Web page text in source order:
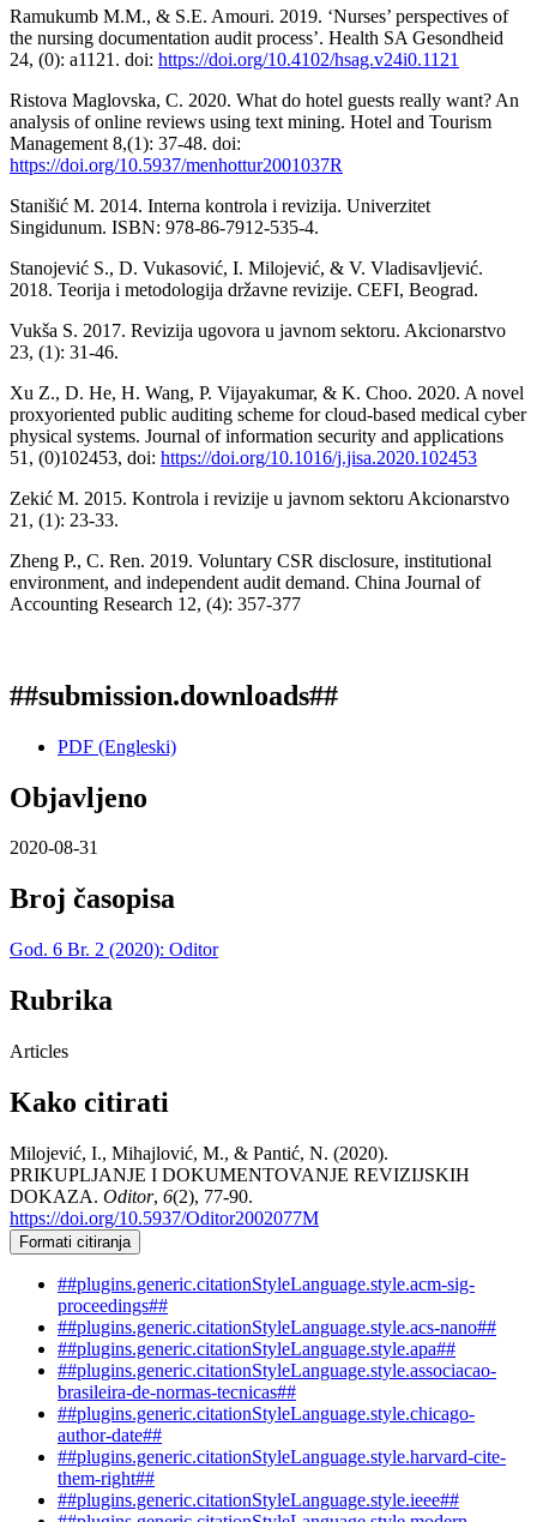
Ramukumb M.M., & S.E. Amouri. 2019. ‘Nurses’ perspectives of
the nursing documentation audit process’. Health SA Gesondheid
24, (0): a1121. doi: https://doi.org/10.4102/hsag.v24i0.1121
Ristova Maglovska, C. 2020. What do hotel guests really want? An
analysis of online reviews using text mining. Hotel and Tourism
Management 8,(1): 37-48. doi:
https://doi.org/10.5937/menhottur2001037R
Stanišić M. 2014. Interna kontrola i revizija. Univerzitet
Singidunum. ISBN: 978-86-7912-535-4.
Stanojević S., D. Vukasović, I. Milojević, & V. Vladisavljević.
2018. Teorija i metodologija državne revizije. CEFI, Beograd.
Vukša S. 2017. Revizija ugovora u javnom sektoru. Akcionarstvo
23, (1): 31-46.
Xu Z., D. He, H. Wang, P. Vijayakumar, & K. Choo. 2020. A novel
proxyoriented public auditing scheme for cloud-based medical cyber
physical systems. Journal of information security and applications
51, (0)102453, doi: https://doi.org/10.1016/j.jisa.2020.102453
Zekić M. 2015. Kontrola i revizije u javnom sektoru Akcionarstvo
21, (1): 23-33.
Zheng P., C. Ren. 2019. Voluntary CSR disclosure, institutional
environment, and independent audit demand. China Journal of
Accounting Research 12, (4): 357-377
##submission.downloads##
PDF (Engleski)
Objavljeno
2020-08-31
Broj časopisa
God. 6 Br. 2 (2020): Oditor
Rubrika
Articles
Kako citirati
Milojević, I., Mihajlović, M., & Pantić, N. (2020).
PRIKUPLJANJE I DOKUMENTOVANJE REVIZIJSKIH
DOKAZA. Oditor, 6(2), 77-90.
https://doi.org/10.5937/Oditor2002077M
Formati citiranja
##plugins.generic.citationStyleLanguage.style.acm-sig-
proceedings##
##plugins.generic.citationStyleLanguage.style.acs-nano##
##plugins.generic.citationStyleLanguage.style.apa##
##plugins.generic.citationStyleLanguage.style.associacao-
brasileira-de-normas-tecnicas##
##plugins.generic.citationStyleLanguage.style.chicago-
author-date##
##plugins.generic.citationStyleLanguage.style.harvard-cite-
them-right##
##plugins.generic.citationStyleLanguage.style.ieee##